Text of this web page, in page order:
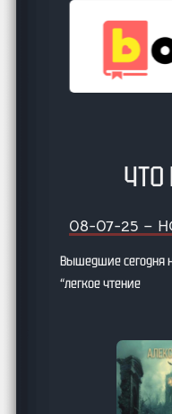
ЧТО
08-07-25 –
Вышедшие сегодня
“легкое чтение